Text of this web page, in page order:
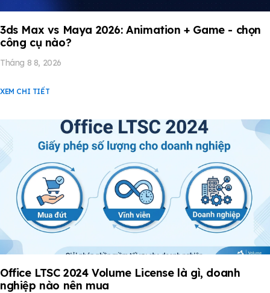
3ds Max vs Maya 2026: Animation + Game - chọn
công cụ nào?
Tháng 8 8, 2026
XEM CHI TIẾT
Office LTSC 2024 Volume License là gì, doanh
nghiệp nào nên mua